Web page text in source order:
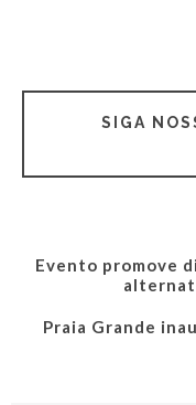
SIGA
Evento promove
Praia Grande